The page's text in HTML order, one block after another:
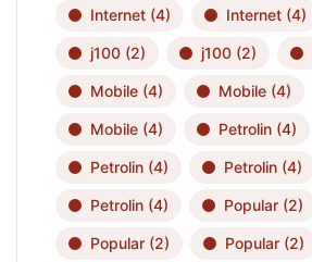
Internet (4) Internet (4)
j100 (2) j100 (2)
Mobile (4) Mobile (4)
Mobile (4) Petrolin (4)
Petrolin (4) Petrolin (4)
Petrolin (4) Popular (2)
Popular (2) Popular (2)